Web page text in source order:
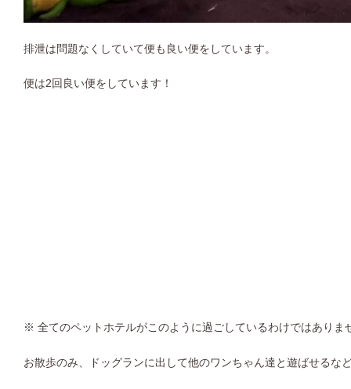
排泄は問題なくしていて便も良い便をしています。
便は2回良い便をしています！
※ 全てのペットホテルがこのように過ごしているわけではありま
お散歩のみ、ドッグランに出して他のワンちゃん達と遊ばせるな